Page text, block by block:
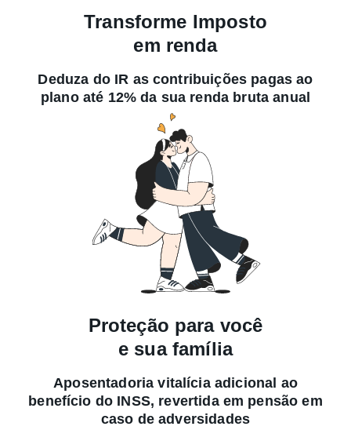
Transforme Imposto
em renda
Deduza do IR as contribuições pagas ao
plano até 12% da sua renda bruta anual
Proteção para você
e sua família
Aposentadoria vitalícia adicional ao
benefício do INSS, revertida em pensão em
caso de adversidades